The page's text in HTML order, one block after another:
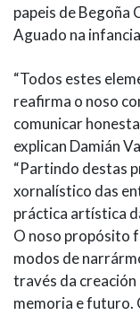
papeis de Begoña
Aguado na
“Todos estes
reafirma o noso
comunicar
explican Damián
“Partindo destas
xornalístico das
práctica artística
O noso propósito
modos de
través da
memoria e futuro.